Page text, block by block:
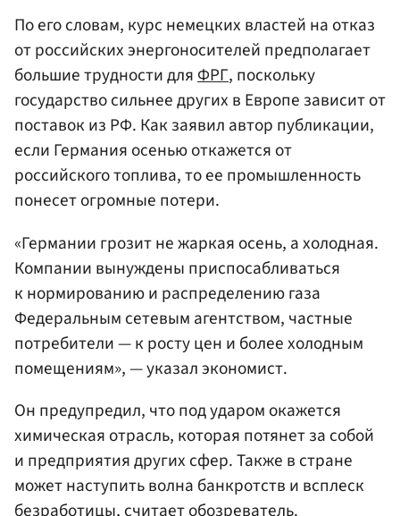
По его словам, курс немецких властей на отказ
от российских энергоносителей предполагает
большие трудности дляФРГ, поскольку
государство сильнее других в Европе зависит от
поставок из РФ. Как заявил автор публикации,
если Германия осенью откажется от
российского топлива, то ее промышленность
понесет огромные потери.
«Германии грозит не жаркая осень, а холодная.
Компании вынуждены приспосабливаться
к нормированию и распределению газа
Федеральным сетевым агентством, частные
потребители — к росту цен и более холодным
помещениям», — указал экономист.
Он предупредил, что под ударом окажется
химическая отрасль, которая потянет за собой
и предприятия других сфер. Также в стране
может наступить волна банкротств и всплеск
безработицы, считает обозреватель.